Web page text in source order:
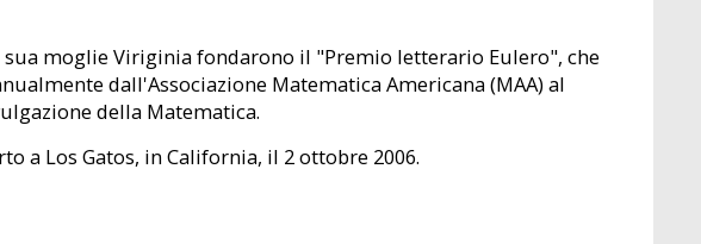
sua moglie Viriginia fondarono il "Premio letterario Eulero", che
dall'Associazione Matematica Americana (MAA) al
della Matematica.
a Los Gatos, in California, il 2 ottobre 2006.